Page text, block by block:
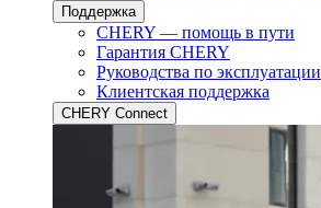
Поддержка
CHERY — помощь в пути
Гарантия CHERY
Руководства по эксплуатации
Клиентская поддержка
CHERY Connect